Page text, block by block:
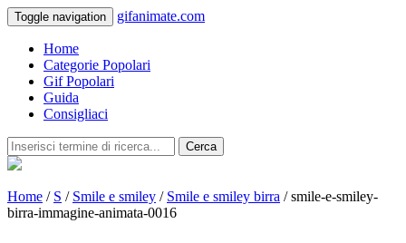
Toggle navigation gifanimate.com
Home
Categorie Popolari
Gif Popolari
Guida
Consigliaci
Cerca
Home / S / Smile e smiley / Smile e smiley birra / smile-e-smiley-
birra-immagine-animata-0016